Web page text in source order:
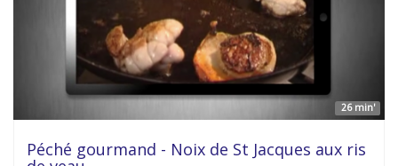
26 min'
Péché gourmand - Noix de St Jacques aux ris